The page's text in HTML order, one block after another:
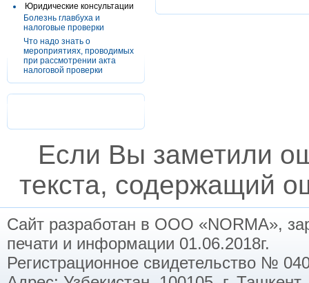
Юридические консультации
Болезнь главбуха и
налоговые проверки
Что надо знать о
мероприятиях, проводимых
при рассмотрении акта
налоговой проверки
Если Вы заметили
текста, содержащий
Сайт разработан в ООО «NORMA»,
печати и информации 01.06.2018г.
Регистрационное свидетельство №